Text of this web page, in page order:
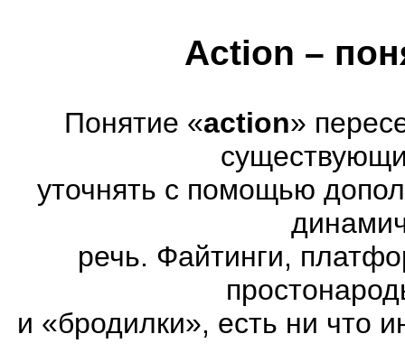
Action –
Понятие «action»
уточнять с помощью
речь. Файтинги,
и «бродилки», есть ни что